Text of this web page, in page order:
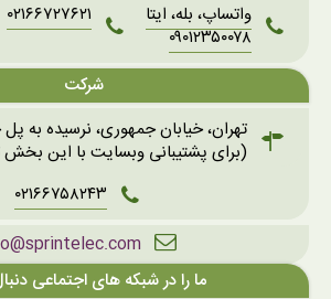
واتساپ، بله، ایتا
۰۹۰۱۲۳۵۰۰۷۸
۰۲۱۶۶۷۲۷۶۲۱
شرکت
تهران، خیابان جمهوری، نرسیده به
(برای پشتیبانی وبسایت با این
۰۲۱۶۶۷۵۸۲۴۳
ما را در شبکه های اجتماعی